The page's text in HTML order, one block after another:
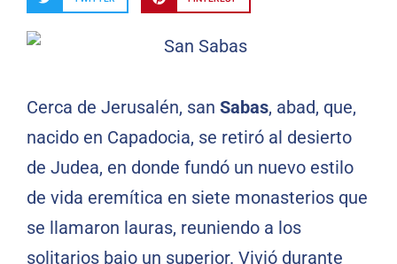
Cerca de Jerusalén, san Sabas, abad, que,
nacido en Capadocia, se retiró al desierto
de Judea, en donde fundó un nuevo estilo
de vida eremítica en siete monasterios que
se llamaron lauras, reuniendo a los
solitarios bajo un superior. Vivió durante